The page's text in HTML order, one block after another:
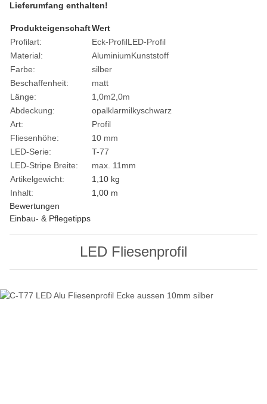
Lieferumfang enthalten!
ProdukteigenschaftWert
Profilart:
Eck-ProfilLED-Profil
Material:
AluminiumKunststoff
Farbe:
silber
Beschaffenheit:
matt
Länge:
1,0m2,0m
Abdeckung:
opalklarmilkyschwarz
Art:
Profil
Fliesenhöhe:
10 mm
LED-Serie:
T-77
LED-Stripe Breite:
max. 11mm
Artikelgewicht:
1,10 kg
Inhalt:
1,00 m
Bewertungen
Einbau- & Pflegetipps
LED Fliesenprofil